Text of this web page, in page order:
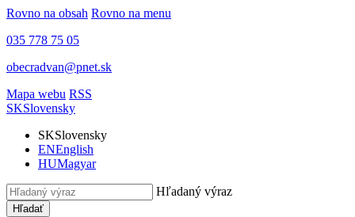
Rovno na obsah Rovno na menu
035 778 75 05
obecradvan@pnet.sk
Mapa webu RSS
SKSlovensky
SKSlovensky
ENEnglish
HUMagyar
Hľadaný výraz
Hľadať